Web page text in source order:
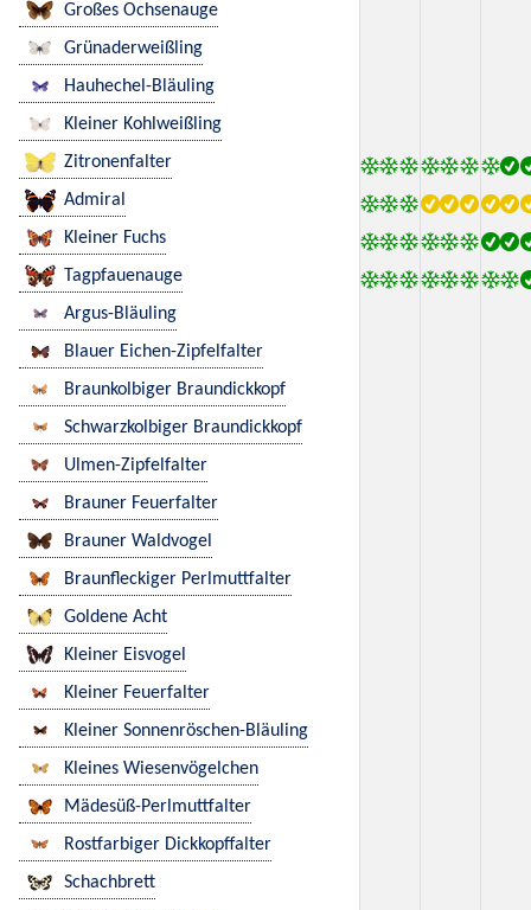
Großes Ochsenauge
Grünaderweißling
Hauhechel-Bläuling
Kleiner Kohlweißling
Zitronenfalter
Admiral
Kleiner Fuchs
Tagpfauenauge
Argus-Bläuling
Blauer Eichen-Zipfelfalter
Braunkolbiger Braundickkopf
Schwarzkolbiger Braundickkopf
Ulmen-Zipfelfalter
Brauner Feuerfalter
Brauner Waldvogel
Braunfleckiger Perlmuttfalter
Goldene Acht
Kleiner Eisvogel
Kleiner Feuerfalter
Kleiner Sonnenröschen-Bläuling
Kleines Wiesenvögelchen
Mädesüß-Perlmuttfalter
Rostfarbiger Dickkopffalter
Schachbrett